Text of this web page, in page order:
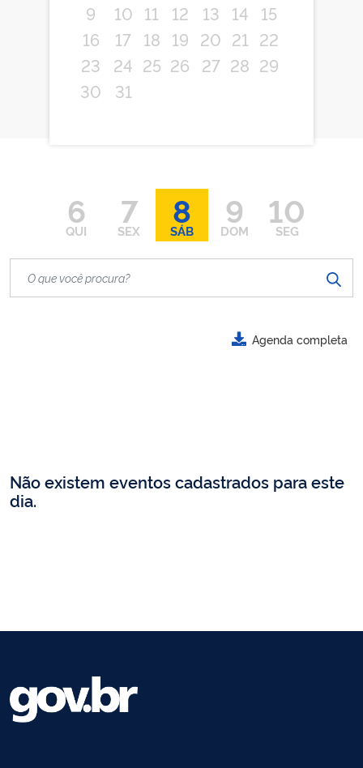
9
10 11 12 13 14
15
16
17 18 19 20 21 22
23
24 25 26 27 28 29
30
31
6
QUI
7
SEX
8
SÁB
9
DOM
10
SEG
Agenda completa
Não existem eventos cadastrados para este
dia.